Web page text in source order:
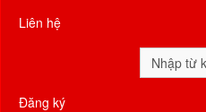
Liên hệ
Đăng ký